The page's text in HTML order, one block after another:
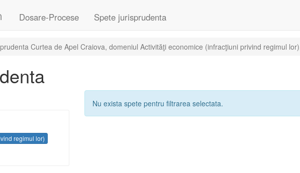
Dosare-Procese Spete jurisprudenta
Curtea de Apel Craiova, domeniul Activităţi economice (infracţiuni privind regimul
regimul lor)
Nu exista spete pentru filtrarea selectata.